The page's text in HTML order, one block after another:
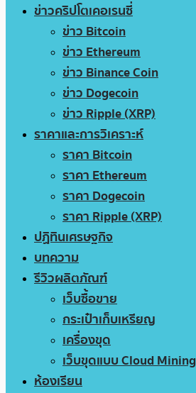
ข่าวคริปโตเคอเรนซี่
ข่าว Bitcoin
ข่าว Ethereum
ข่าว Binance Coin
ข่าว Dogecoin
ข่าว Ripple (XRP)
ราคาและการวิเคราะห์
ราคา Bitcoin
ราคา Ethereum
ราคา Dogecoin
ราคา Ripple (XRP)
ปฏิทินเศรษฐกิจ
บทความ
รีวิวผลิตภัณฑ์
เว็บซื้อขาย
กระเป๋าเก็บเหรียญ
เครื่องขุด
เว็บขุดแบบ Cloud Mining
ห้องเรียน